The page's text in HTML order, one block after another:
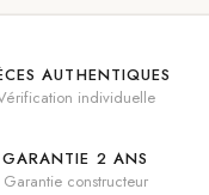
AUTHENTIQUES
individuelle
GARANTIE 2 ANS
Garantie constructeur